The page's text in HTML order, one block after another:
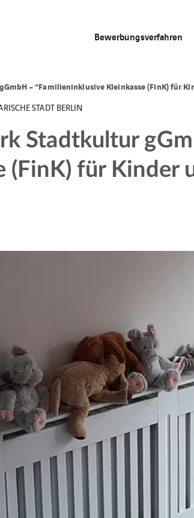
Bewerbungsverfahren
– “Familieninklusive Kleinkasse (FinK) für
STADT BERLIN
Stadtkultur
(FinK) für Kinder